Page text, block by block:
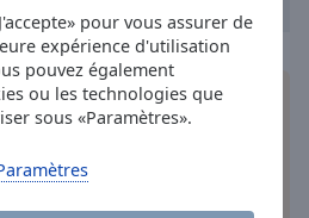
pour vous assurer de
expérience d'utilisation
pouvez également
ou les technologies que
sous «Paramètres».
gratuite Online Radio Box
intelligent et d'écouter vos
soyez!